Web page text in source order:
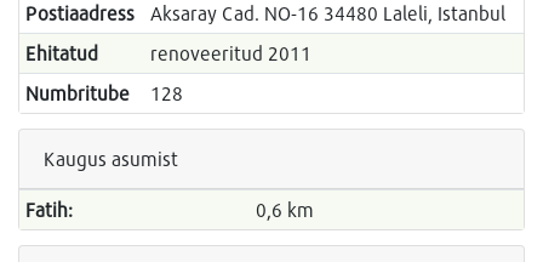
Postiaadress
Aksaray Cad. NO-16 34480 Laleli, Istanbul
Ehitatud
renoveeritud 2011
Numbritube
128
Kaugus asumist
Fatih: 0,6 km